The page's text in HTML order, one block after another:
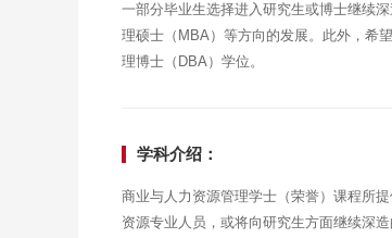
一部分毕业生选择进入研究生或博士继续
理硕士（MBA）等方向的发展。此外，希
理博士（DBA）学位。
学科介绍：
商业与人力资源管理学士（荣誉）课程所
资源专业人员，或将向研究生方面继续深造